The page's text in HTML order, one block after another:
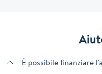
È possibile finanziare